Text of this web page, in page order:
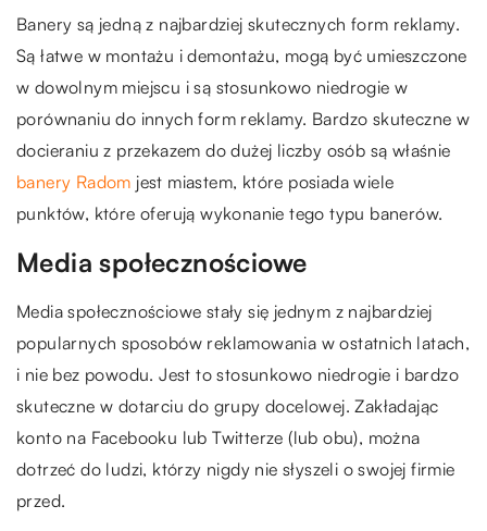
Banery są jedną z najbardziej skutecznych form reklamy.
Są łatwe w montażu i demontażu, mogą być umieszczone
w dowolnym miejscu i są stosunkowo niedrogie w
porównaniu do innych form reklamy. Bardzo skuteczne w
docieraniu z przekazem do dużej liczby osób są właśnie
banery Radom jest miastem, które posiada wiele
punktów, które oferują wykonanie tego typu banerów.
Media społecznościowe
Media społecznościowe stały się jednym z najbardziej
popularnych sposobów reklamowania w ostatnich latach,
i nie bez powodu. Jest to stosunkowo niedrogie i bardzo
skuteczne w dotarciu do grupy docelowej. Zakładając
konto na Facebooku lub Twitterze (lub obu), można
dotrzeć do ludzi, którzy nigdy nie słyszeli o swojej firmie
przed.